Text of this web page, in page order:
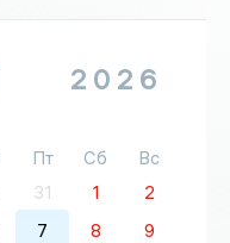
2026
Пт Сб
Вс
31 1
2
7 8
9